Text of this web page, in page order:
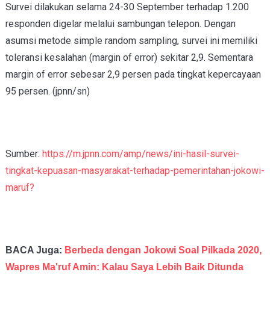
Survei dilakukan selama 24-30 September terhadap 1.200
responden digelar melalui sambungan telepon. Dengan
asumsi metode simple random sampling, survei ini memiliki
toleransi kesalahan (margin of error) sekitar 2,9. Sementara
margin of error sebesar 2,9 persen pada tingkat kepercayaan
95 persen. (jpnn/sn)
Sumber: https://m.jpnn.com/amp/news/ini-hasil-survei-
tingkat-kepuasan-masyarakat-terhadap-pemerintahan-jokowi-
maruf?
BACA Juga: Berbeda dengan Jokowi Soal Pilkada 2020,
Wapres Ma'ruf Amin: Kalau Saya Lebih Baik Ditunda